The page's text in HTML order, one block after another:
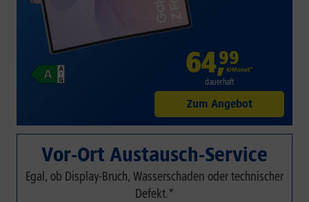
64,99
€/Monat*
dauerhaft
Zum Angebot
Vor-Ort Austausch-Service
Egal, ob Display-Bruch, Wasserschaden oder technischer
Defekt.*